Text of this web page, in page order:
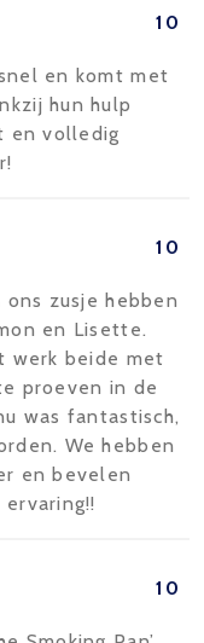
10
en komt met
hun hulp
en volledig
10
zusje hebben
en Lisette.
werk beide met
proeven in de
was fantastisch,
We hebben
en bevelen
10